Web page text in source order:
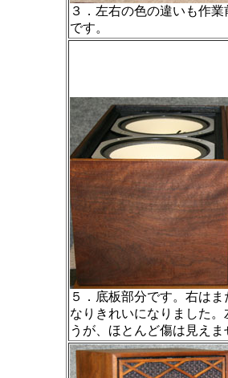
３．左右の色の違いも作
です。
５．底板部分です。右は
なりきれいになりました
うが、ほとんど傷は見えま